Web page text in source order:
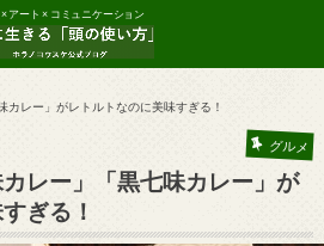
アート × コミュニケーション
レー」がレトルトなのに美味すぎる！
グルメ
レー」「黒七味カレー」が
ぎる！